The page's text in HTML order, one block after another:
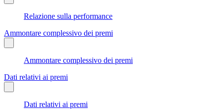
Relazione sulla performance
Ammontare complessivo dei premi
Ammontare complessivo dei premi
Dati relativi ai premi
Dati relativi ai premi